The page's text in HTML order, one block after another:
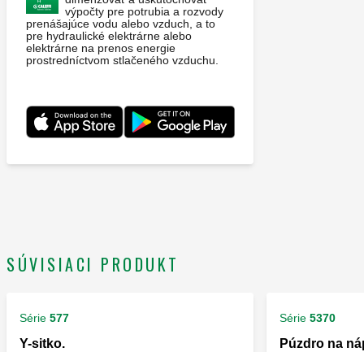
výpočty pre potrubia a rozvody
prenášajúce vodu alebo vzduch, a to
pre hydraulické elektrárne alebo
elektrárne na prenos energie
prostredníctvom stlačeného vzduchu.
SÚVISIACI PRODUKT
Série 577
Y-sitko.
Série 5370
Púzdro na